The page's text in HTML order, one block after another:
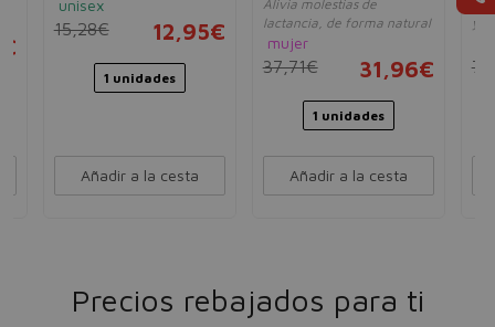
unisex
15,28€ 12,95€
1 unidades
Añadir a la cesta
Alivia molestias de
lactancia, de forma natural
mujer
37,71€ 31,96€
1 unidades
Añadir a la cesta
y
Precios rebajados para ti